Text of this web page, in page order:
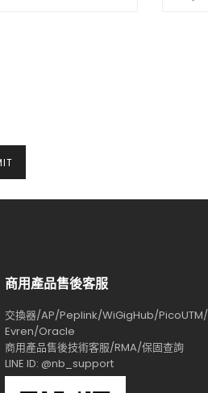
商用產品售後客服
交換器/AP/Peplink/WiGigHub/PicoUTM/
Evren/Oracle
商用產品售後技術客服/RMA/保固查詢
LINE ID: @nb_support